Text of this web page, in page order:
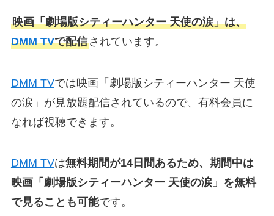
映画「劇場版シティーハンター 天使の涙」は、
DMM TVで配信されています。
DMM TVでは映画「劇場版シティーハンター 天使
の涙」が見放題配信されているので、有料会員に
なれば視聴できます。
DMM TVは無料期間が14日間あるため、期間中は
映画「劇場版シティーハンター 天使の涙」を無料
で見ることも可能です。